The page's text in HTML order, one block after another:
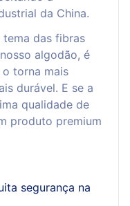
da China.
das fibras
algodão, é
torna mais
durável. E se a
qualidade de
produto premium
segurança na